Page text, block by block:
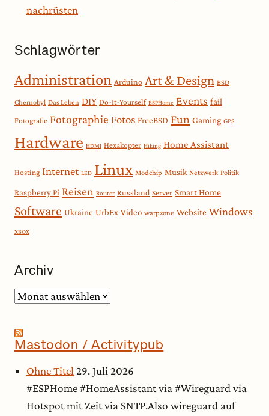
nachrüsten
Schlagwörter
Administration Arduino Art & Design BSD
Chernobyl Das Leben DIY Do-It-Yourself ESPHome Events fail
Fotografie Fotographie Fotos FreeBSD Fun Gaming GPS
Hardware HDMI Hexakopter Hiking Home Assistant
Hosting Internet LED Linux Modchip Musik Netzwerk Politik
Raspberry Pi Reisen Router Russland Server Smart Home
Software Ukraine UrbEx Video warpzone Website Windows
XBOX
Archiv
Archiv
Mastodon / Activitypub
Ohne Titel29. Juli 2026
#ESPHome #HomeAssistant via #Wireguard via
Hotspot mit Zeit via SNTP.Also wireguard auf